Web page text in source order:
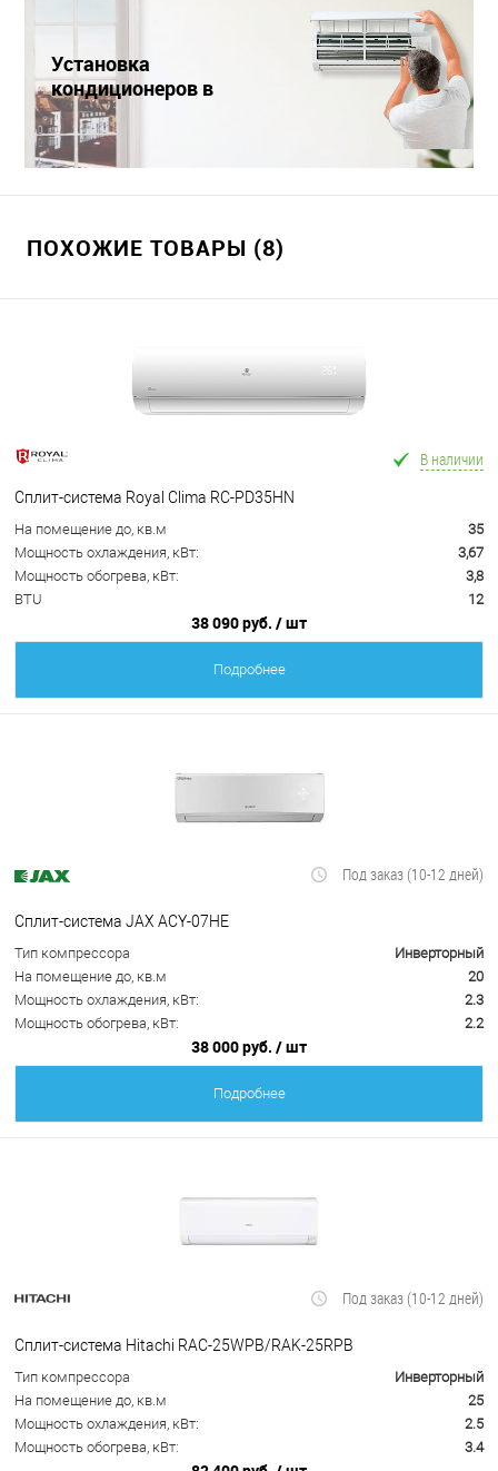
Установка
кондиционеров в
Краснодаре
ПОХОЖИЕ ТОВАРЫ (8)
В наличии
Сплит-система Royal Clima RC-PD35HN
На помещение до, кв.м
35
Мощность охлаждения, кВт:
3,67
Мощность обогрева, кВт:
3,8
BTU
12
38 090 руб. / шт
Подробнее
Под заказ (10-12 дней)
Сплит-система JAX ACY-07HE
Тип компрессора
Инверторный
На помещение до, кв.м
20
Мощность охлаждения, кВт:
2.3
Мощность обогрева, кВт:
2.2
38 000 руб. / шт
Подробнее
Под заказ (10-12 дней)
Сплит-система Hitachi RAC-25WPB/RAK-25RPB
Тип компрессора
Инверторный
На помещение до, кв.м
25
Мощность охлаждения, кВт:
2.5
Мощность обогрева, кВт:
3.4